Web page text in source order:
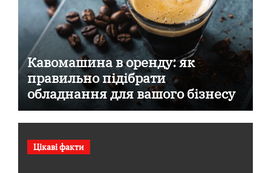
Кавомашина в оренду: як
правильно підібрати
обладнання для вашого бізнесу
Цікаві факти